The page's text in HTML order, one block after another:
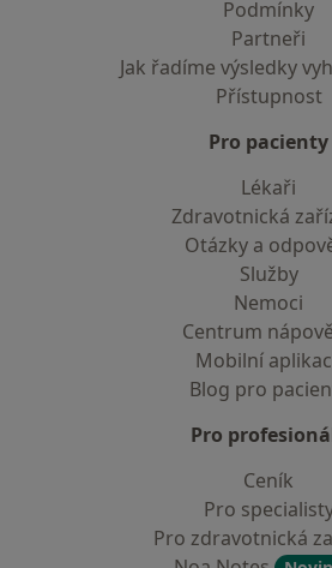
Podmínky
Partneři
Jak řadíme výsledky
Přístupnost
Pro pacienty
Lékaři
Zdravotnická
Otázky a
Služby
Nemoci
Centrum
Mobilní
Blog pro
Pro
Ceník
Pro
Pro zdravotnická